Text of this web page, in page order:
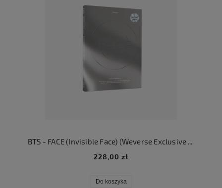
BTS - FACE (Invisible Face) (Weverse Exclusive Version)
228,00 zł
Do koszyka